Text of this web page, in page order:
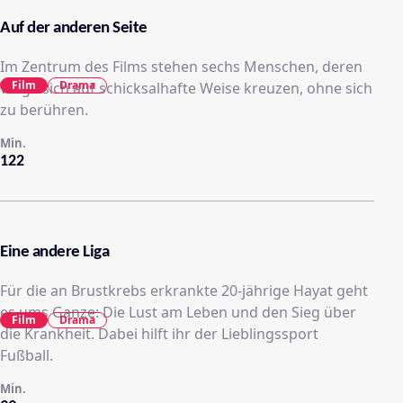
Auf der anderen Seite
Im Zentrum des Films stehen sechs Menschen, deren
Wege sich auf schicksalhafte Weise kreuzen, ohne sich
zu berühren.
122
Min.
Film Drama
Eine andere Liga
Für die an Brustkrebs erkrankte 20-jährige Hayat geht
es ums Ganze: Die Lust am Leben und den Sieg über
die Krankheit. Dabei hilft ihr der Lieblingssport
Fußball.
Min.
Film Drama